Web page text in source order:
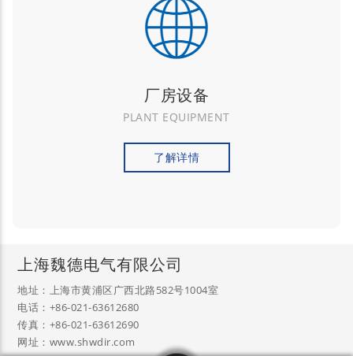
厂房设备
PLANT EQUIPMENT
了解详情
上海魏德电气有限公司
地址：上海市黄浦区广西北路582号1004室
电话：+86-021-63612680
传真：+86-021-63612690
网址：www.shwdir.com